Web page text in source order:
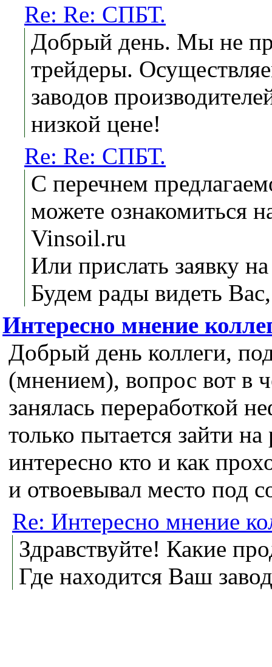
Re: Re: СПБТ.
Добрый день. Мы не
трейдеры.
заводов
низкой цене!
Re: Re: СПБТ.
С перечнем
можете ознакомиться
Vinsoil.ru
Или прислать заявку
Будем рады видеть
Интересно мнение
Добрый день коллеги,
(мнением), вопрос вот в
занялась переработкой
только пытается зайти
интересно кто и как
и отвоевывал место под
Re: Интересно мнение
Здравствуйте! Какие
Где находится Ваш